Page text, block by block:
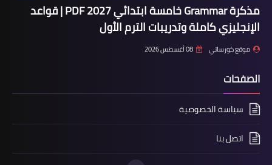
مذكرة Grammar خامسة ابتدائي 2027 PDF | قواعد
الإنجليزي كاملة وتدريبات الترم الأول
موقع كورساتي 08 أغسطس 2026
الصفحات
سياسة الخصوصية
اتصل بنا